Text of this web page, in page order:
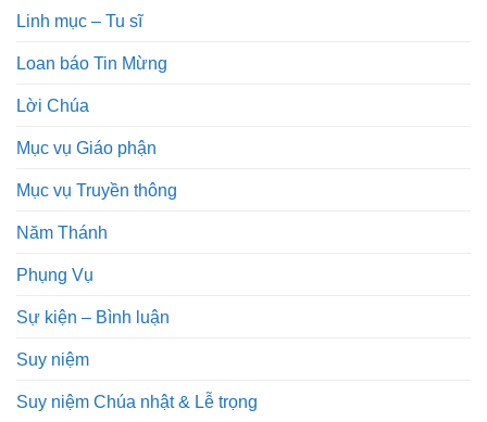
Linh mục – Tu sĩ
Loan báo Tin Mừng
Lời Chúa
Mục vụ Giáo phận
Mục vụ Truyền thông
Năm Thánh
Phụng Vụ
Sự kiện – Bình luận
Suy niệm
Suy niệm Chúa nhật & Lễ trọng